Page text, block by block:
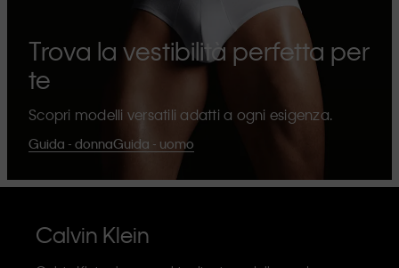
Trova la vestibilità perfetta per
te
Scopri modelli versatili adatti a ogni esigenza.
Guida - donnaGuida - uomo
Calvin Klein